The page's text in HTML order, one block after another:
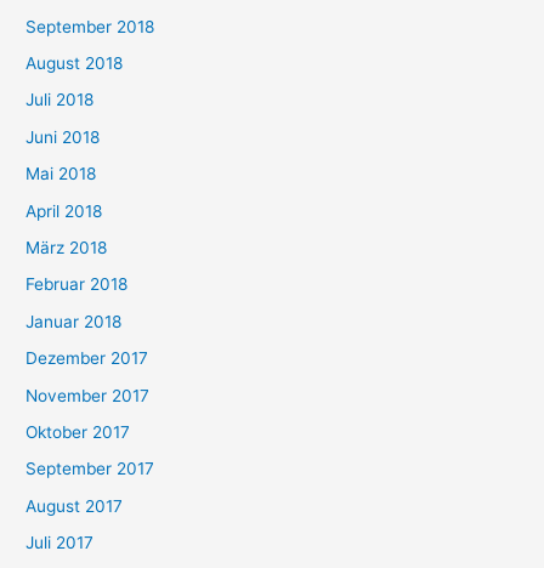
September 2018
August 2018
Juli 2018
Juni 2018
Mai 2018
April 2018
März 2018
Februar 2018
Januar 2018
Dezember 2017
November 2017
Oktober 2017
September 2017
August 2017
Juli 2017